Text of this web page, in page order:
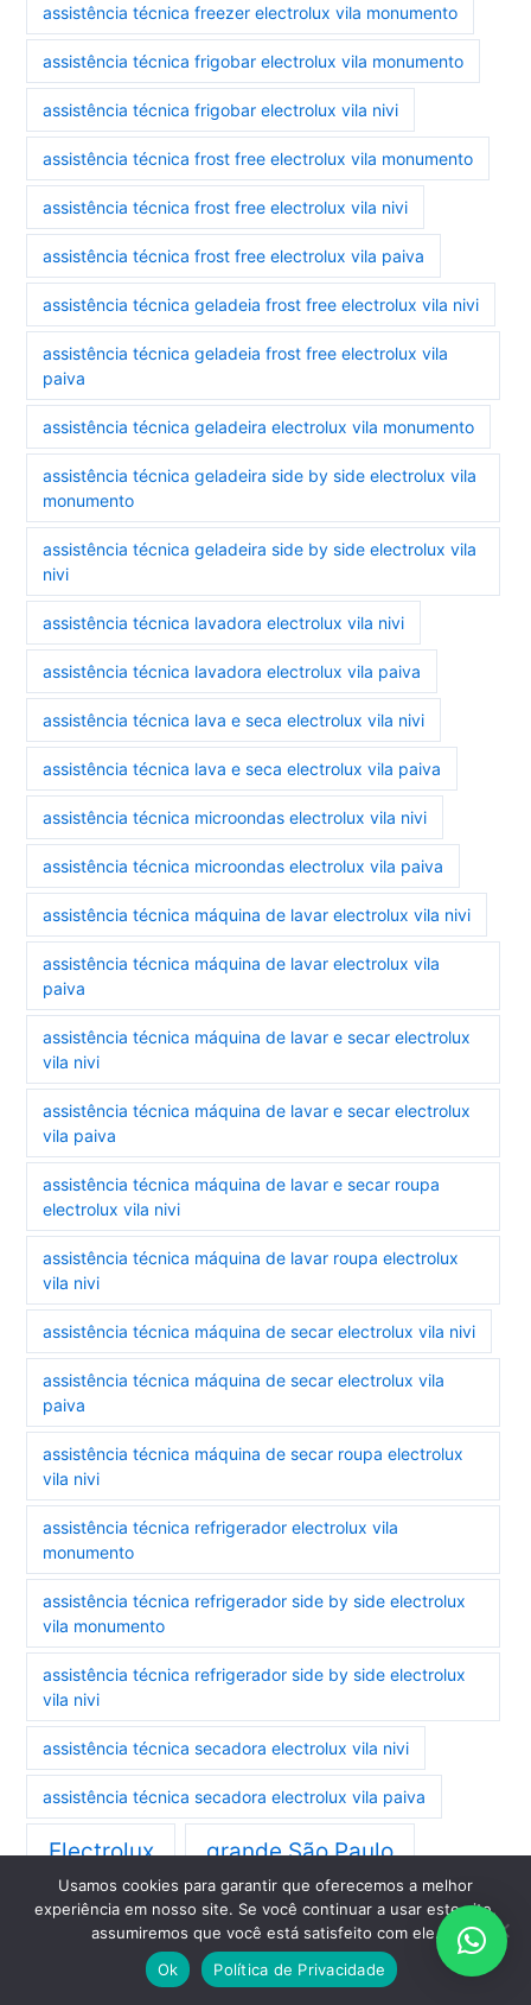
assistência técnica freezer electrolux vila monumento
assistência técnica frigobar electrolux vila monumento
assistência técnica frigobar electrolux vila nivi
assistência técnica frost free electrolux vila monumento
assistência técnica frost free electrolux vila nivi
assistência técnica frost free electrolux vila paiva
assistência técnica geladeia frost free electrolux vila nivi
assistência técnica geladeia frost free electrolux vila
paiva
assistência técnica geladeira electrolux vila monumento
assistência técnica geladeira side by side electrolux vila
monumento
assistência técnica geladeira side by side electrolux vila
nivi
assistência técnica lavadora electrolux vila nivi
assistência técnica lavadora electrolux vila paiva
assistência técnica lava e seca electrolux vila nivi
assistência técnica lava e seca electrolux vila paiva
assistência técnica microondas electrolux vila nivi
assistência técnica microondas electrolux vila paiva
assistência técnica máquina de lavar electrolux vila nivi
assistência técnica máquina de lavar electrolux vila
paiva
assistência técnica máquina de lavar e secar electrolux
vila nivi
assistência técnica máquina de lavar e secar electrolux
vila paiva
assistência técnica máquina de lavar e secar roupa
electrolux vila nivi
assistência técnica máquina de lavar roupa electrolux
vila nivi
assistência técnica máquina de secar electrolux vila nivi
assistência técnica máquina de secar electrolux vila
paiva
assistência técnica máquina de secar roupa electrolux
vila nivi
assistência técnica refrigerador electrolux vila
monumento
assistência técnica refrigerador side by side electrolux
vila monumento
assistência técnica refrigerador side by side electrolux
vila nivi
assistência técnica secadora electrolux vila nivi
assistência técnica secadora electrolux vila paiva
Electrolux grande São Paulo
AGENDE A SUA VISITA TÉCNICA
Usamos cookies para garantir que oferecemos a melhor
experiência em nosso site. Se você continuar a usar este site,
assumiremos que você está satisfeito com ele.
Ok
Política de Privacidade